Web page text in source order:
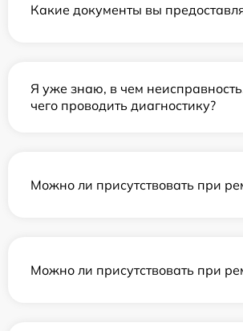
Какие документы вы
Я уже знаю, в чем
чего проводить диагностику?
Можно ли присутствовать при
Можно ли присутствовать при